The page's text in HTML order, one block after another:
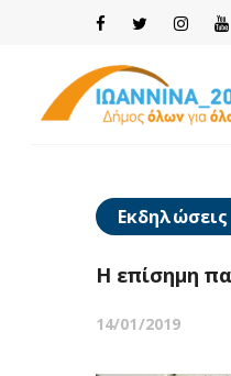
Εκδηλώσεις
Η επίσημη
14/01/2019